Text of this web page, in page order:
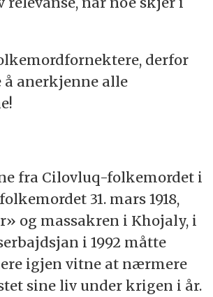
derfor
å anerkjenne alle
fra Cilovluq-folkemordet i
31. mars 1918,
og massakren i Khojaly, i
i 1992 måtte
igjen vitne at nærmere
sine liv under krigen i år.